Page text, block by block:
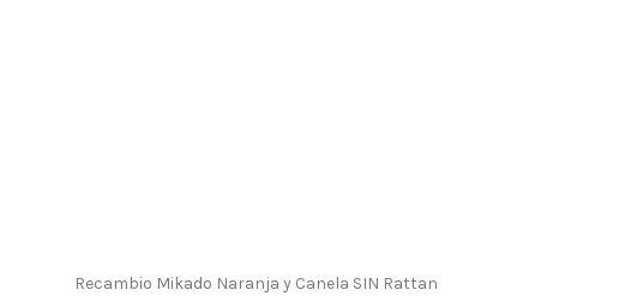
Recambio Mikado Naranja y Canela SIN Rattan